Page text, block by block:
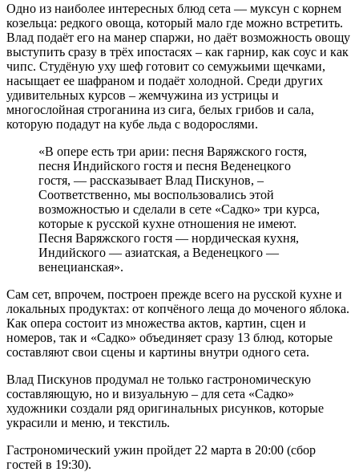
Одно из наиболее интересных блюд сета — муксун с корнем
козельца: редкого овоща, который мало где можно встретить.
Влад подаёт его на манер спаржи, но даёт возможность овощу
выступить сразу в трёх ипостасях – как гарнир, как соус и как
чипс. Студёную уху шеф готовит со семужьими щечками,
насыщает ее шафраном и подаёт холодной. Среди других
удивительных курсов – жемчужина из устрицы и
многослойная строганина из сига, белых грибов и сала,
которую подадут на кубе льда с водорослями.
«В опере есть три арии: песня Варяжского гостя,
песня Индийского гостя и песня Веденецкого
гостя, — рассказывает Влад Пискунов, –
Соответственно, мы воспользовались этой
возможностью и сделали в сете «Садко» три курса,
которые к русской кухне отношения не имеют.
Песня Варяжского гостя — нордическая кухня,
Индийского — азиатская, а Веденецкого —
венецианская».
Сам сет, впрочем, построен прежде всего на русской кухне и
локальных продуктах: от копчёного леща до моченого яблока.
Как опера состоит из множества актов, картин, сцен и
номеров, так и «Садко» объединяет сразу 13 блюд, которые
составляют свои сцены и картины внутри одного сета.
Влад Пискунов продумал не только гастрономическую
составляющую, но и визуальную – для сета «Садко»
художники создали ряд оригинальных рисунков, которые
украсили и меню, и текстиль.
Гастрономический ужин пройдет 22 марта в 20:00 (сбор
гостей в 19:30).